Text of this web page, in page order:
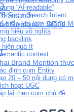
Search
Semantic SEO
“AI-readable”
+ Search Intent
biến khi làm Brand
hiệu vô nghĩa
backlink
hiện quá ít
context
Brand Mention
định cụm Entity
20 – 50 nội dung có
hoạt UGC
lại theo cụm chủ đề